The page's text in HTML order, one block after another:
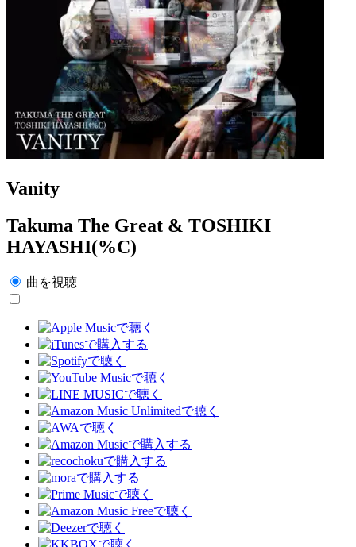
Vanity
Takuma The Great & TOSHIKI
HAYASHI(%C)
曲を視聴